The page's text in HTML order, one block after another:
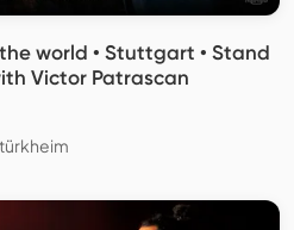
world • Stuttgart • Stand
Victor Patrascan